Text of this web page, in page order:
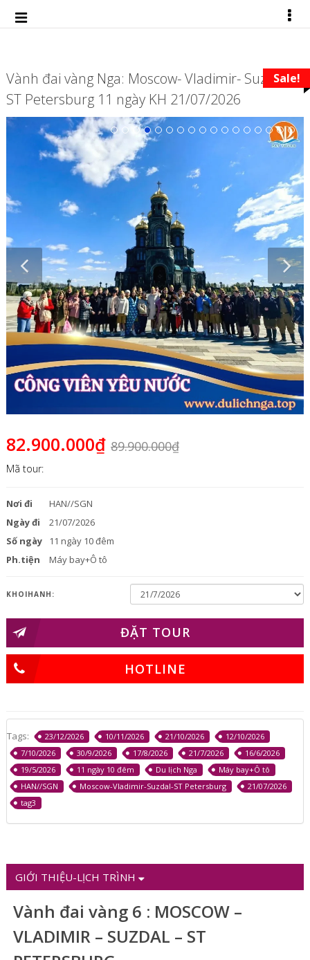
Vành đai vàng Nga: Moscow- Vladimir- Suzdal-
ST Petersburg 11 ngày KH 21/07/2026
Sale!
82.900.000₫ 89.900.000₫
Mã tour:
Nơi đi
HAN//SGN
Ngày đi
21/07/2026
Số ngày
11 ngày 10 đêm
Ph.tiện
Máy bay+Ô tô
KHOIHANH:
ĐẶT TOUR
HOTLINE
Tags: 23/12/2026 10/11/2026 21/10/2026
12/10/2026
7/10/2026
30/9/2026 17/8/2026 21/7/2026
16/6/2026
19/5/2026
11 ngày 10 đêm Du lịch Nga
Máy bay+Ô tô
HAN//SGN
Moscow-Vladimir-Suzdal-ST Petersburg
21/07/2026
tag3
GIỚI THIỆU-LỊCH TRÌNH
Vành đai vàng 6 : MOSCOW –
VLADIMIR – SUZDAL – ST